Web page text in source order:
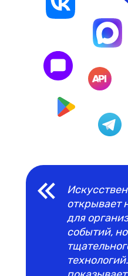
открывает
для
событий,